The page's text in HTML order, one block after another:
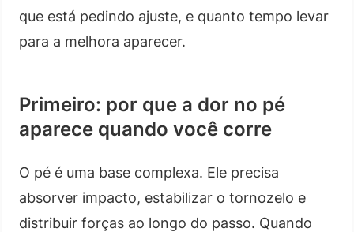
que está pedindo ajuste, e quanto tempo levar
para a melhora aparecer.
Primeiro: por que a dor no pé
aparece quando você corre
O pé é uma base complexa. Ele precisa
absorver impacto, estabilizar o tornozelo e
distribuir forças ao longo do passo. Quando